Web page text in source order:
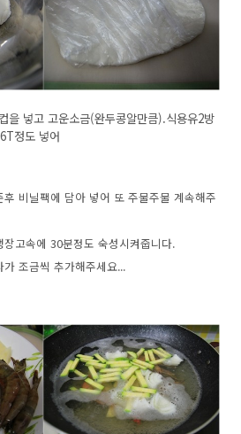
을 넣고 고운소금(완두콩알만큼).식용유2방
정도 넣어
비닐팩에 담아 넣어 또 주물주물 계속해주
고속에 30분정도 숙성시켜줍니다.
조금씩 추가해주세요...